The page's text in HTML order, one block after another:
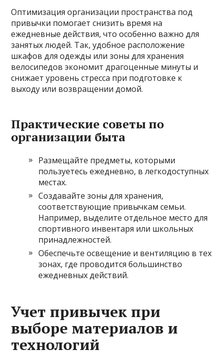
Оптимизация организации пространства под
привычки помогает снизить время на
ежедневные действия, что особенно важно для
занятых людей. Так, удобное расположение
шкафов для одежды или зоны для хранения
велосипедов экономит драгоценные минуты и
снижает уровень стресса при подготовке к
выходу или возвращении домой.
Практические советы по
организации быта
Размещайте предметы, которыми
пользуетесь ежедневно, в легкодоступных
местах.
Создавайте зоны для хранения,
соответствующие привычкам семьи.
Например, выделите отдельное место для
спортивного инвентаря или школьных
принадлежностей.
Обеспечьте освещение и вентиляцию в тех
зонах, где проводится большинство
ежедневных действий.
Учет привычек при
выборе материалов и
технологий